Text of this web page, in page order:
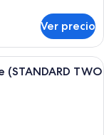
Ver precio
de hotel con dos
TWO